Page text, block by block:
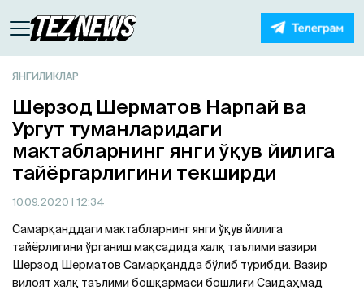
ЯНГИЛИКЛАР
Шерзод Шерматов Нарпай ва
Ургут туманларидаги
мактабларнинг янги ўқув йилига
тайёргарлигини текширди
10.09.2020 | 12:34
Самарқанддаги мактабларнинг янги ўқув йилига
тайёрлигини ўрганиш мақсадида халқ таълими вазири
Шерзод Шерматов Самарқандда бўлиб турибди. Вазир
вилоят халқ таълими бошқармаси бошлиғи Саидаҳмад